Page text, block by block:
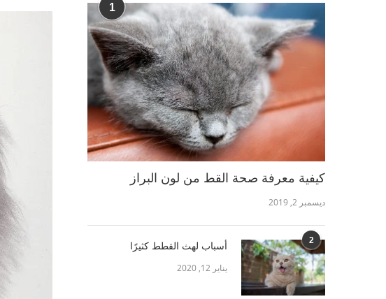
1
كيفية معرفة صحة القط من لون البراز
ديسمبر 2, 2019
2 أسباب لهث القطط كثيرًا
يناير 12, 2020